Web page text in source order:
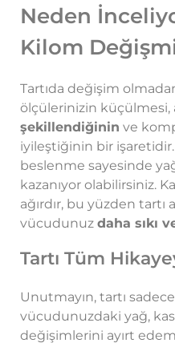
Neden
Kilom
Tartıda değişim
ölçülerinizin küçülmesi,
şekillendiğinin ve
iyileştiğinin bir
beslenme sayesinde
kazanıyor olabilirsiniz.
ağırdır, bu yüzden tartı
vücudunuz daha sıkı
Tartı Tüm
Unutmayın, tartı
vücudunuzdaki yağ,
değişimlerini ayırt